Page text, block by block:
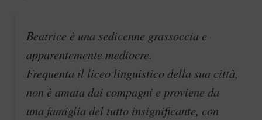
Beatrice è una sedicenne grassoccia e
apparentemente mediocre.
Frequenta il liceo linguistico della sua città,
non è amata dai compagni e proviene da
una famiglia del tutto insignificante, con